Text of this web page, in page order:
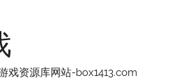
戏资源库网站-box1413.com